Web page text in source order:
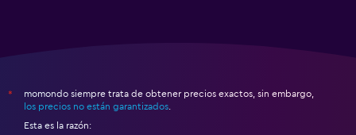
*
momondo siempre trata de obtener precios exactos, sin embargo,
los precios no están garantizados
Esta es la razón: